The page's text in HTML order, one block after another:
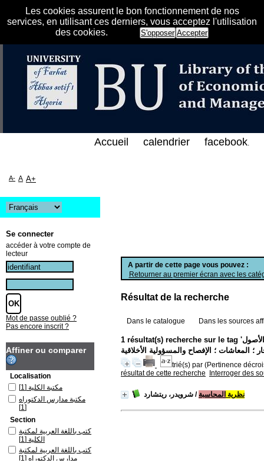
Les cookies assurent le bon fonctionnement de nos
services, en utilisant ces derniers, vous acceptez l'utilisation
des cookies.
S'opposer Accepter
الإلكتروني على الخط المباشر لمكتبة كلية
A partir de cette page vous pouvez :
Retourner au premier écran avec les
Résultat de la recherche
Dans le catalogue Dans les sources
1 résultat(s) recherche sur le tag 'نظرية المحاسبة ؛المحاسبة الدولية ؛ استخدام المعلومات المحاسبية ؛ الدخل ؛ القوائم المالية ؛ الأصول
trié(s) par (Pertinence
résultat de cette recherche
Interroger des
نظرية المحاسبة / شرويدر، ريتشارد
Accueil calendrier facebook.
A- A A+
Se connecter
accéder à votre compte de
lecteur
Mot de passe oublié ?
Pas encore inscrit ?
Affiner ou comparer
Localisation
مكتبة الكلية [1]
مكتبة مدارس الدكتوراه
[1]
Section
كتب باللغة العربية لمكتبة
الكلية [1]
كتب باللغة العربية لمكتبة
مدارس الدكتوراه [1]